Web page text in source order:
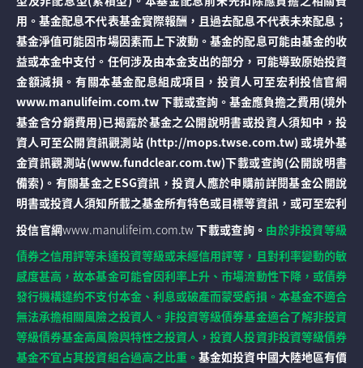
用。基金配息不代表基金實際報酬，且過去配息不代表未來配息；
基金淨值可能因市場因素而上下波動。基金的配息可能由基金的收
益或本金中支付。任何涉及由本金支出的部分，可能導致原始投資
金額減損。有關本基金配息組成項目，投資人可至宏利投信官網
www.manulifeim.com.tw 下載或查詢。基金應負擔之費用(境外
基金含分銷費用)已揭露於基金之公開說明書或投資人須知中，投
資人可至公開資訊觀測站 (http://mops.twse.com.tw) 或境外基
金資訊觀測站(www.fundclear.com.tw)下載或查詢(公開說明書
備索)。有關基金之ESG資訊，投資人應於申購前詳閱基金公開說
明書或投資人須知所載之基金所有特色或目標等資訊，或可至宏利
投信官網www.manulifeim.com.tw下載或查詢。 由於非投資等級
債券之信用評等未達投資等級或未經信用評等，且對利率變動的敏
感度甚高，故本基金可能會因利率上升、市場流動性下降，或債券
發行機構違約不支付本金、利息或破產而蒙受虧損。本基金不適合
無法承擔相關風險之投資人。非投資等級債券基金適合了解非投資
等級債券基金高風險與特性之投資人，投資人投資非投資等級債券
基金不宜占其投資組合過高之比重。基金如投資中國大陸地區有價